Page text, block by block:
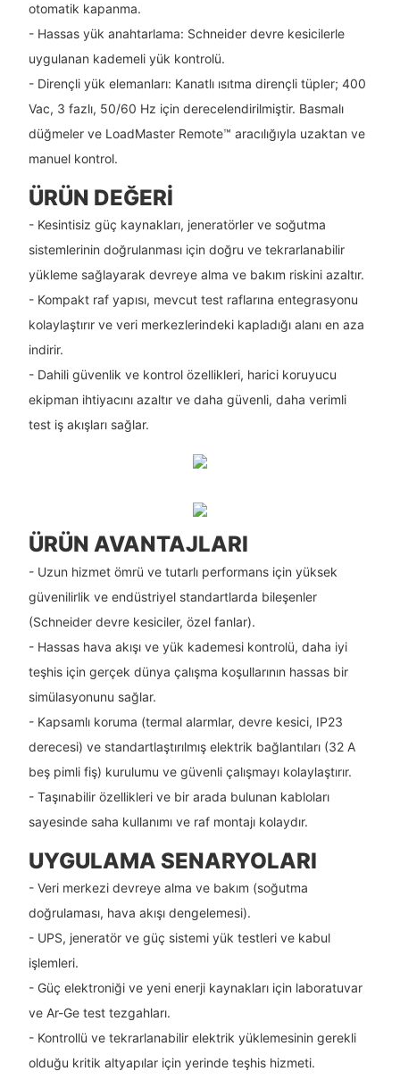
otomatik kapanma.
- Hassas yük anahtarlama: Schneider devre kesicilerle
uygulanan kademeli yük kontrolü.
- Dirençli yük elemanları: Kanatlı ısıtma dirençli tüpler; 400
Vac, 3 fazlı, 50/60 Hz için derecelendirilmiştir. Basmalı
düğmeler ve LoadMaster Remote™ aracılığıyla uzaktan ve
manuel kontrol.
ÜRÜN DEĞERI
- Kesintisiz güç kaynakları, jeneratörler ve soğutma
sistemlerinin doğrulanması için doğru ve tekrarlanabilir
yükleme sağlayarak devreye alma ve bakım riskini azaltır.
- Kompakt raf yapısı, mevcut test raflarına entegrasyonu
kolaylaştırır ve veri merkezlerindeki kapladığı alanı en aza
indirir.
- Dahili güvenlik ve kontrol özellikleri, harici koruyucu
ekipman ihtiyacını azaltır ve daha güvenli, daha verimli
test iş akışları sağlar.
ÜRÜN AVANTAJLARI
- Uzun hizmet ömrü ve tutarlı performans için yüksek
güvenilirlik ve endüstriyel standartlarda bileşenler
(Schneider devre kesiciler, özel fanlar).
- Hassas hava akışı ve yük kademesi kontrolü, daha iyi
teşhis için gerçek dünya çalışma koşullarının hassas bir
simülasyonunu sağlar.
- Kapsamlı koruma (termal alarmlar, devre kesici, IP23
derecesi) ve standartlaştırılmış elektrik bağlantıları (32 A
beş pimli fiş) kurulumu ve güvenli çalışmayı kolaylaştırır.
- Taşınabilir özellikleri ve bir arada bulunan kabloları
sayesinde saha kullanımı ve raf montajı kolaydır.
UYGULAMA SENARYOLARI
- Veri merkezi devreye alma ve bakım (soğutma
doğrulaması, hava akışı dengelemesi).
- UPS, jeneratör ve güç sistemi yük testleri ve kabul
işlemleri.
- Güç elektroniği ve yeni enerji kaynakları için laboratuvar
ve Ar-Ge test tezgahları.
- Kontrollü ve tekrarlanabilir elektrik yüklemesinin gerekli
olduğu kritik altyapılar için yerinde teşhis hizmeti.